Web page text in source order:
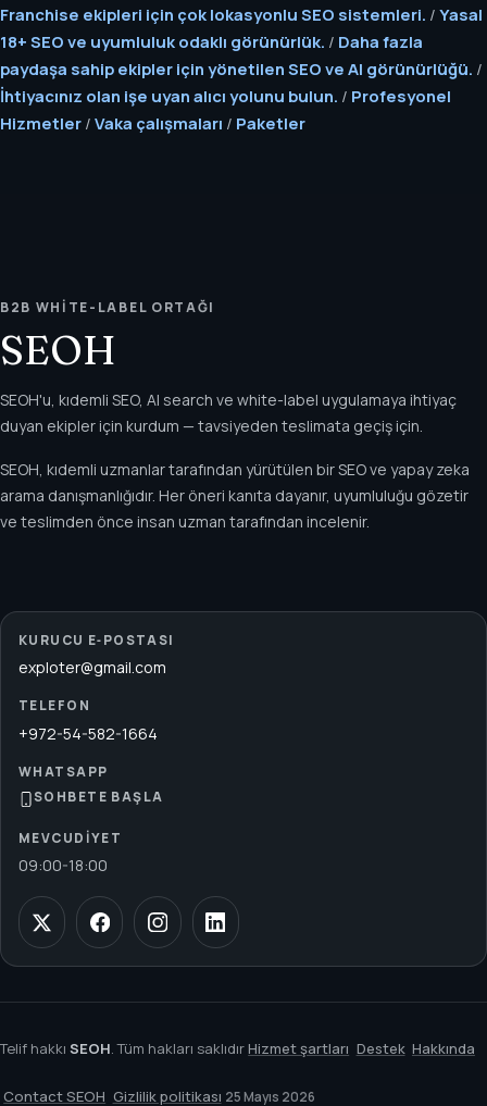
Franchise ekipleri için çok lokasyonlu SEO sistemleri. / Yasal
18+ SEO ve uyumluluk odaklı görünürlük. / Daha fazla
paydaşa sahip ekipler için yönetilen SEO ve AI görünürlüğü. /
İhtiyacınız olan işe uyan alıcı yolunu bulun. / Profesyonel
Hizmetler / Vaka çalışmaları / Paketler
B2B WHITE-LABEL ORTAĞI
SEOH
SEOH'u, kıdemli SEO, AI search ve white-label uygulamaya ihtiyaç
duyan ekipler için kurdum — tavsiyeden teslimata geçiş için.
SEOH, kıdemli uzmanlar tarafından yürütülen bir SEO ve yapay zeka
arama danışmanlığıdır. Her öneri kanıta dayanır, uyumluluğu gözetir
ve teslimden önce insan uzman tarafından incelenir.
KURUCU E‑POSTASI
exploter@gmail.com
TELEFON
+972-54-582-1664
WHATSAPP
SOHBETE BAŞLA
MEVCUDIYET
09:00-18:00
Telif hakkı SEOH. Tüm hakları saklıdırHizmet şartları Destek Hakkında
Contact SEOH Gizlilik politikası 25 Mayıs 2026